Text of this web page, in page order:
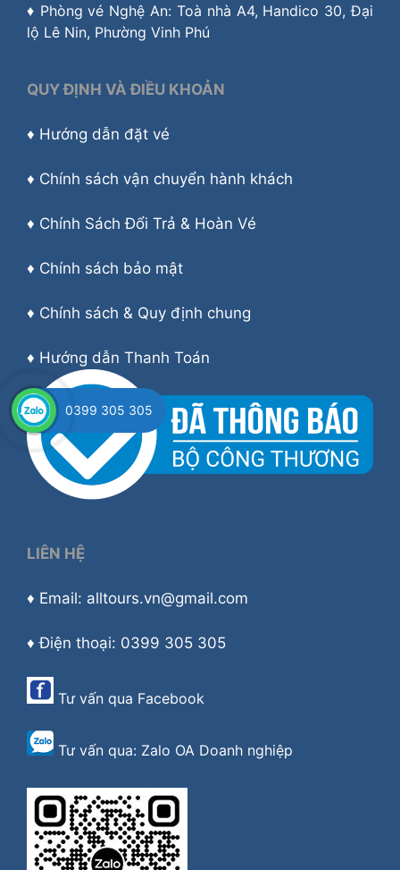
♦ Phòng vé Nghệ An: Toà nhà A4, Handico 30, Đại
lộ Lê Nin, Phường Vinh Phú
QUY ĐỊNH VÀ ĐIỀU KHOẢN
♦ Hướng dẫn đặt vé
♦ Chính sách vận chuyển hành khách
♦ Chính Sách Đổi Trả & Hoàn Vé
♦ Chính sách bảo mật
♦ Chính sách & Quy định chung
♦ Hướng dẫn Thanh Toán
LIÊN HỆ
♦ Email: alltours.vn@gmail.com
♦ Điện thoại: 0399 305 305
Tư vấn qua Facebook
Tư vấn qua: Zalo OA Doanh nghiệp
0399 305 305